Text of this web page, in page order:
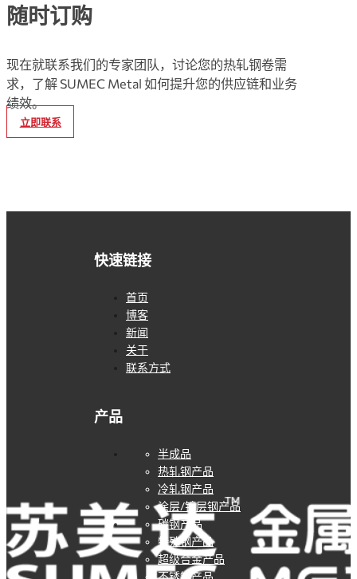
随时订购
现在就联系我们的专家团队，讨论您的热轧钢卷需
求，了解 SUMEC Metal 如何提升您的供应链和业务
绩效。
立即联系
首页
博客
新闻
关于
半成品
热轧钢产品
冷轧钢产品
涂层/镀层钢产品
碳钢产品
特殊钢产品